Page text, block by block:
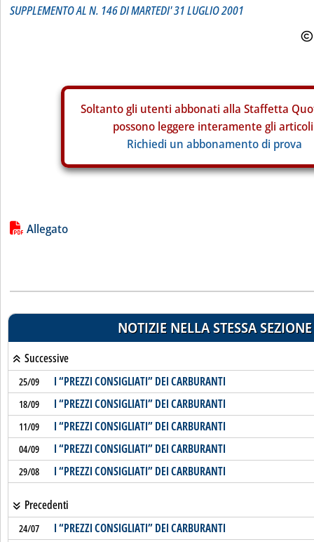
SUPPLEMENTO AL N. 146 DI MARTEDI' 31 LUGLIO 2001
Soltanto gli utenti abbonati alla Staffetta
possono leggere interamente gli
Richiedi un abbonamento di prova
Lista allegati PDF alla notizia
Allegato
NOTIZIE NELLA STESSA SEZIONE
Successive
25/09 I “PREZZI CONSIGLIATI” DEI CARBURANTI
18/09 I “PREZZI CONSIGLIATI” DEI CARBURANTI
11/09 I “PREZZI CONSIGLIATI” DEI CARBURANTI
04/09 I “PREZZI CONSIGLIATI” DEI CARBURANTI
29/08 I “PREZZI CONSIGLIATI” DEI CARBURANTI
Precedenti
24/07 I “PREZZI CONSIGLIATI” DEI CARBURANTI